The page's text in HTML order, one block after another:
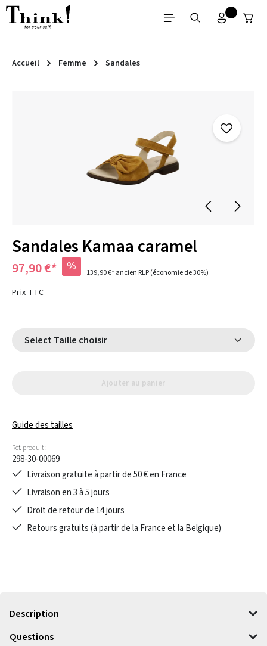
Passer au contenu principal
Accueil Femme Sandales
Sandales Kamaa caramel
97,90 €* % 139,90 €*ancien RLP(économie de 30%)
Prix TTC
Select Taille choisir
Ajouter au panier
Guide des tailles
Réf. produit :
298-30-00069
Livraison gratuite à partir de 50 € en France
Livraison en 3 à 5 jours
Droit de retour de 14 jours
Retours gratuits (à partir de la France et la Belgique)
Description
Questions